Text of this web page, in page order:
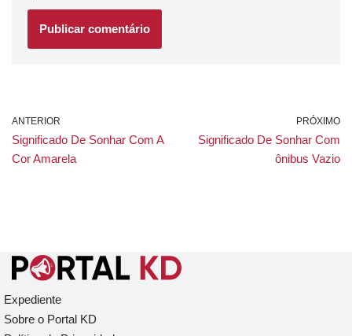
ANTERIOR
Significado De Sonhar Com A
Cor Amarela
PRÓXIMO
Significado De Sonhar Com
ônibus Vazio
Expediente
Sobre o Portal KD